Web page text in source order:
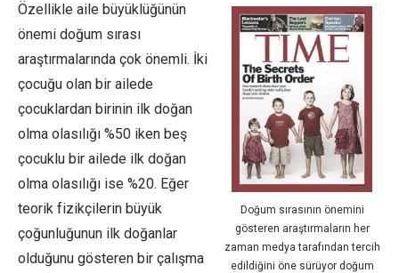
Doğum sırasının önemini
gösteren araştırmaların her
zaman medya tarafından tercih
edildiğini öne sürüyor doğum
Özellikle aile büyüklüğünün
önemi doğum sırası
araştırmalarında çok önemli. İki
çocuğu olan bir ailede
çocuklardan birinin ilk doğan
olma olasılığı %50 iken beş
çocuklu bir ailede ilk doğan
olma olasılığı ise %20. Eğer
teorik fizikçilerin büyük
çoğunluğunun ilk doğanlar
olduğunu gösteren bir çalışma